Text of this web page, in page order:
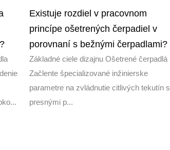
Existuje rozdiel v pracovnom
princípe ošetrených čerpadiel v
porovnaní s bežnými čerpadlami?
Základné ciele dizajnu Ošetrené čerpadlá
Začlente špecializované inžinierske
parametre na zvládnutie citlivých tekutín s
presnými p...